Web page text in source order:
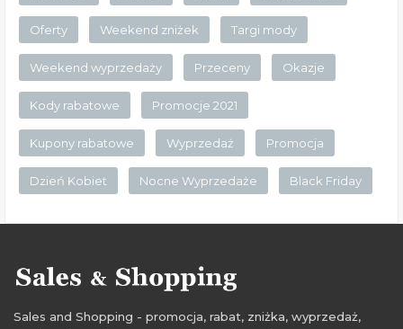
Oferty Weekend zniżek Targi mody
Weekend wyprzedaży Przeceny Okazje
Kody rabatowe Promocje 2021
Kupony rabatowe Wyprzedaż Promocja
Dzień Kobiet Nocne Wyprzedaże Black Friday
Sales and Shopping - promocja, rabat, zniżka, wyprzedaż,